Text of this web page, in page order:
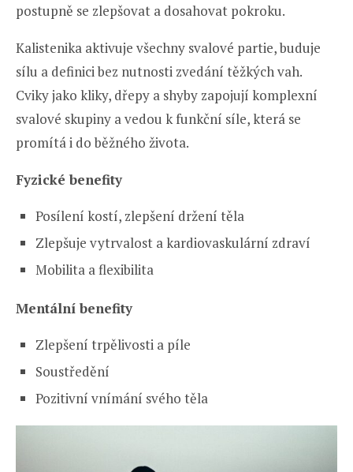
postupně se zlepšovat a dosahovat pokroku.
Kalistenika aktivuje všechny svalové partie, buduje
sílu a definici bez nutnosti zvedání těžkých vah.
Cviky jako kliky, dřepy a shyby zapojují komplexní
svalové skupiny a vedou k funkční síle, která se
promítá i do běžného života.
Fyzické benefity
Posílení kostí, zlepšení držení těla
Zlepšuje vytrvalost a kardiovaskulární zdraví
Mobilita a flexibilita
Mentální benefity
Zlepšení trpělivosti a píle
Soustředění
Pozitivní vnímání svého těla